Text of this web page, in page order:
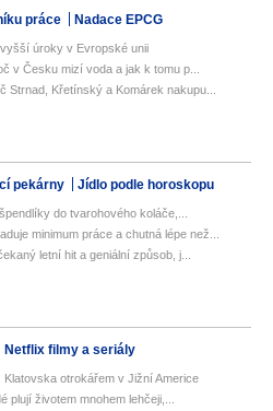
práce Nadace EPCG
úroky v Evropské unii
v Česku mizí voda a jak k tomu p...
Strnad, Křetínský a Komárek nakupu...
pekárny Jídlo podle horoskopu
do tvarohového koláče,...
minimum práce a chutná lépe než...
letní hit a geniální způsob, j...
Netflix filmy a seriály
otrokářem v Jižní Americe
plují životem mnohem lehčeji,...